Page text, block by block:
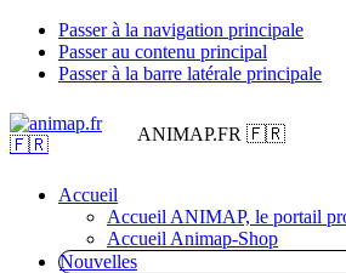
Passer à la navigation principale
Passer au contenu principal
Passer à la barre latérale principale
ANIMAP.FR 🇫🇷
Accueil
Accueil ANIMAP, le portail
Accueil Animap-Shop
Nouvelles